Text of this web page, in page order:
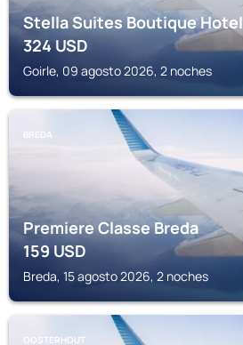
Stella Suites Boutique Hotel
324USD
Goirle, 09 agosto 2026, 2 noches
BREDA
Premiere Classe Breda
159USD
Breda, 15 agosto 2026, 2 noches
OOSTERHOUT